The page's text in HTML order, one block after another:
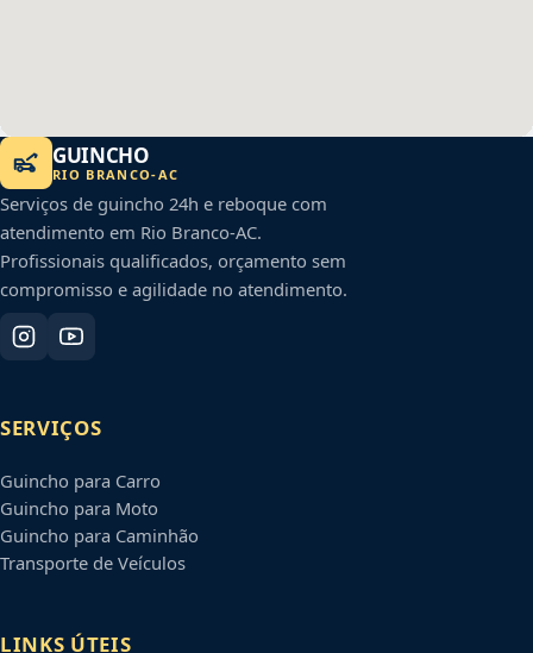
GUINCHO
RIO BRANCO-AC
Serviços de guincho 24h e reboque com
atendimento em Rio Branco-AC.
Profissionais qualificados, orçamento sem
compromisso e agilidade no atendimento.
SERVIÇOS
Guincho para Carro
Guincho para Moto
Guincho para Caminhão
Transporte de Veículos
LINKS ÚTEIS